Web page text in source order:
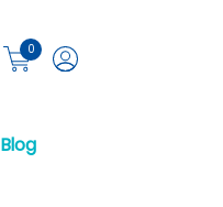
0
Blog